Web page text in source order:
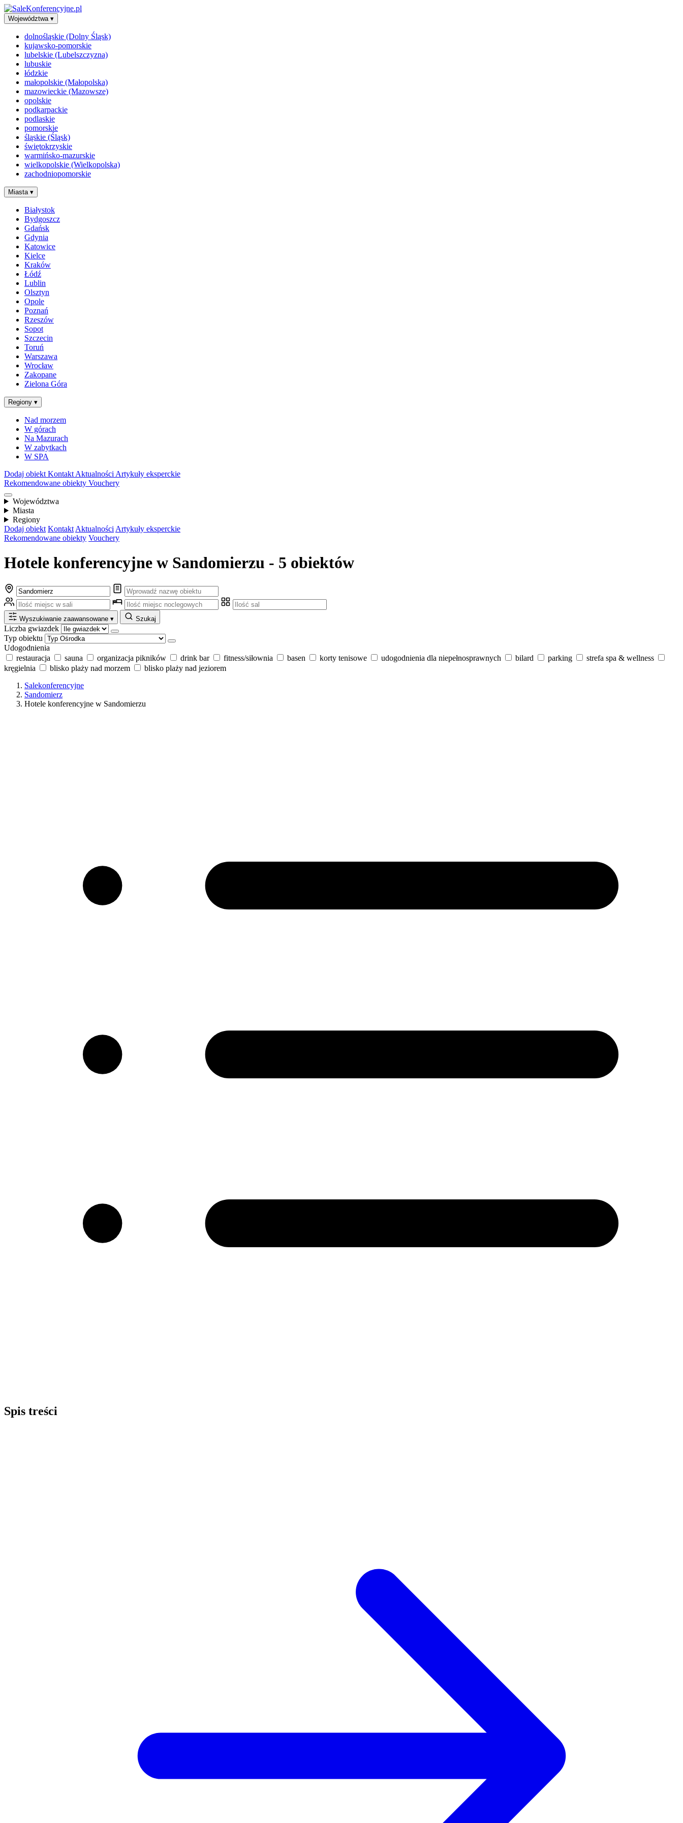
Województwa ▾
dolnośląskie (Dolny Śląsk)
kujawsko-pomorskie
lubelskie (Lubelszczyzna)
lubuskie
łódzkie
małopolskie (Małopolska)
mazowieckie (Mazowsze)
opolskie
podkarpackie
podlaskie
pomorskie
śląskie (Śląsk)
świętokrzyskie
warmińsko-mazurskie
wielkopolskie (Wielkopolska)
zachodniopomorskie
Miasta ▾
Białystok
Bydgoszcz
Gdańsk
Gdynia
Katowice
Kielce
Kraków
Łódź
Lublin
Olsztyn
Opole
Poznań
Rzeszów
Sopot
Szczecin
Toruń
Warszawa
Wrocław
Zakopane
Zielona Góra
Regiony ▾
Nad morzem
W górach
Na Mazurach
W zabytkach
W SPA
Dodaj obiekt Kontakt Aktualności Artykuły eksperckie
Rekomendowane obiekty Vouchery
Województwa
Miasta
Regiony
Dodaj obiekt Kontakt Aktualności Artykuły eksperckie
Rekomendowane obiekty Vouchery
Hotele konferencyjne w Sandomierzu - 5 obiektów
Wyszukiwanie zaawansowane ▾ Szukaj
Liczba gwiazdek
Typ obiektu
Udogodnienia
restauracja
sauna organizacja pikników drink bar fitness/siłownia basen korty tenisowe udogodnienia dla niepełnosprawnych bilard parking
strefa spa & wellness
kręgielnia
blisko plaży nad morzem
blisko plaży nad jeziorem
Salekonferencyjne
Sandomierz
Hotele konferencyjne w Sandomierzu
Spis treści